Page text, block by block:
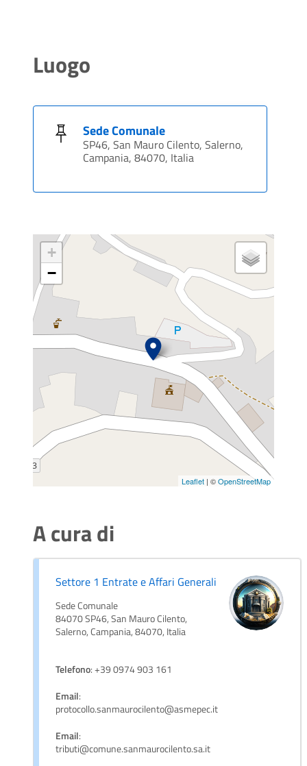
Luogo
Sede Comunale
SP46, San Mauro Cilento, Salerno,
Campania, 84070, Italia
+
−
Leaflet | ©OpenStreetMap
A cura di
Settore 1 Entrate e Affari Generali
Sede Comunale
84070 SP46, San Mauro Cilento,
Salerno, Campania, 84070, Italia
Telefono: +39 0974 903 161
Email:
protocollo.sanmaurocilento@asmepec.it
Email:
tributi@comune.sanmaurocilento.sa.it